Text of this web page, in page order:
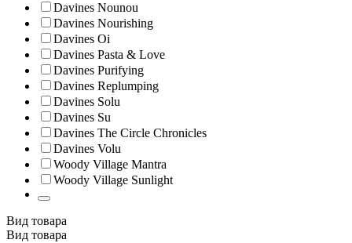
Davines Nounou
Davines Nourishing
Davines Oi
Davines Pasta & Love
Davines Purifying
Davines Replumping
Davines Solu
Davines Su
Davines The Circle Chronicles
Davines Volu
Woody Village Mantra
Woody Village Sunlight
Вид товара
Вид товара